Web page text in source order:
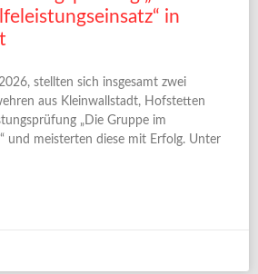
in
stellten sich insgesamt zwei
aus Kleinwallstadt, Hofstetten
„Die Gruppe im
und meisterten diese mit Erfolg. Unter